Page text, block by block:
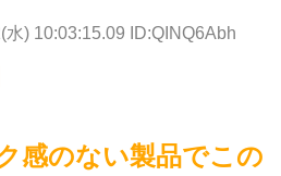
水) 10:03:15.09 ID:QINQ6Abh
感のない製品でこの